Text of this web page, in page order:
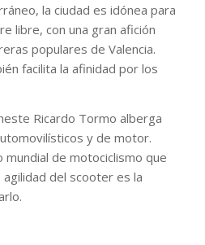
la ciudad es idónea para
libre, con una gran afición
populares de Valencia.
facilita la afinidad por los
Ricardo Tormo alberga
y de motor.
mundial de motociclismo que
agilidad del scooter es la